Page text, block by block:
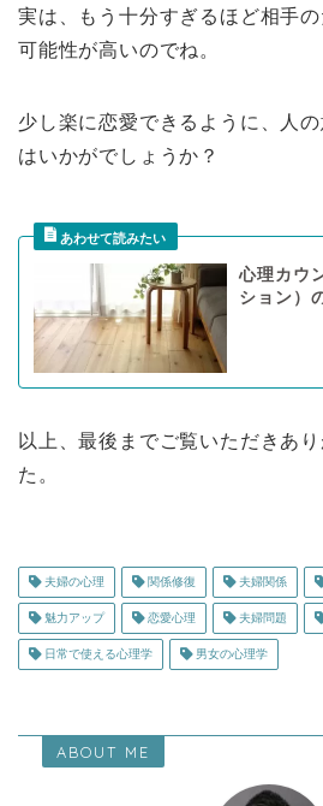
実は、もう十分すぎるほど相手
可能性が高いのでね。
少し楽に恋愛できるように、人
はいかがでしょうか？
心理カウ
ション）
以上、最後までご覧いただきあ
た。
夫婦の心理 関係修復 夫婦関係
魅力アップ 恋愛心理 夫婦問題
日常で使える心理学 男女の心理学
ABOUT ME